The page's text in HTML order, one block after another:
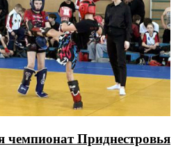
чемпионат Приднестровья